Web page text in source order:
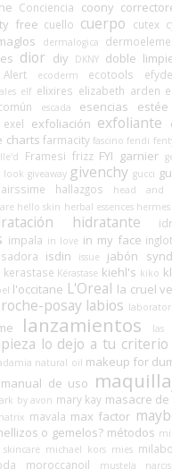
Conciencia coony
free cuello cuerpo cutex
dermalogica
dior diy DKNY doble
ecoderm ecotools
elf elixires elizabeth arden
escada esencias
exel exfoliación exfoliante
charts farmacity fascino fendi
Framesi frizz FYI garnier
look giveaway givenchy gucci
hallazgos head and
hello skin herbal essences hermes
hidratante
impala in love in my face inglot
Isadora isdin issue jabón
kerastase Kérastase kiehl's kiko
l'occitane L'Oreal la cruel
posay labios
lanzamientos las
lo dejo a tu criterio
natural oil makeup for
manual de uso
by avon mary kay masacre
mavala max factor
o gemelos? métodos
skincare michael kors mies
moroccanoil mustela